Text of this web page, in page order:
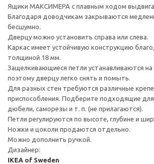
Ящики МАКСИМЕРА с плавным ходом
Благодаря доводчикам закрываются
бесшумно.
Дверцу можно установить справа или слева.
Каркас имеет устойчивую конструкцию
толщиной 18 мм.
Защелкивающиеся петли устанавливаются на
поэтому дверцу легко снять и помыть.
Для разных стен требуются различные
приспособления. Подберите подходящие
дюбели, саморезы и т. п. (не прилагаются).
Петли регулируются по высоте, глубине и
Ножки и цоколи продаются отдельно.
Можно дополнить ручкой.
Дизайнер:
IKEA of Sweden